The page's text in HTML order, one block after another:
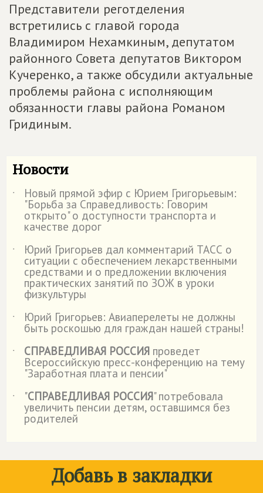
Представители реготделения
встретились с главой города
Владимиром Нехамкиным, депутатом
районного Совета депутатов Виктором
Кучеренко, а также обсудили актуальные
проблемы района с исполняющим
обязанности главы района Романом
Гридиным.
Новости
˙ Новый прямой эфир с Юрием Григорьевым:
"Борьба за Справедливость: Говорим
открыто" о доступности транспорта и
качестве дорог
˙
Юрий Григорьев дал комментарий ТАСС о
ситуации с обеспечением лекарственными
средствами и о предложении включения
практических занятий по ЗОЖ в уроки
физкультуры
˙
Юрий Григорьев: Авиаперелеты не должны
быть роскошью для граждан нашей страны!
˙
СПРАВЕДЛИВАЯ РОССИЯ проведет
Всероссийскую пресс-конференцию на тему
"Заработная плата и пенсии"
˙
"СПРАВЕДЛИВАЯ РОССИЯ" потребовала
увеличить пенсии детям, оставшимся без
родителей
Добавь в закладки